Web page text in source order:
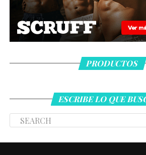
PRODUCTOS
ESCRIBE LO QUE